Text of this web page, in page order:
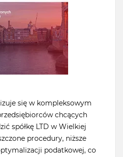
się w kompleksowym
chcących
spółkę LTD w Wielkiej
procedury, niższe
podatkowej, co